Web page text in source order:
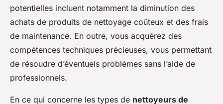
potentielles incluent notamment la diminution des
achats de produits de nettoyage coûteux et des frais
de maintenance. En outre, vous acquérez des
compétences techniques précieuses, vous permettant
de résoudre d’éventuels problèmes sans l’aide de
professionnels.
En ce qui concerne les types de nettoyeurs de